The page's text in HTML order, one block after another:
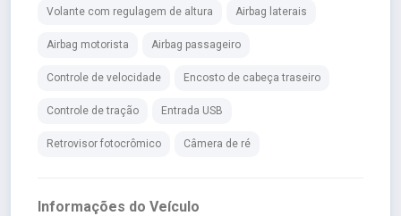
Volante com regulagem de altura Airbag laterais
Airbag motorista Airbag passageiro
Controle de velocidade Encosto de cabeça traseiro
Controle de tração Entrada USB
Retrovisor fotocrômico Câmera de ré
Informações do Veículo